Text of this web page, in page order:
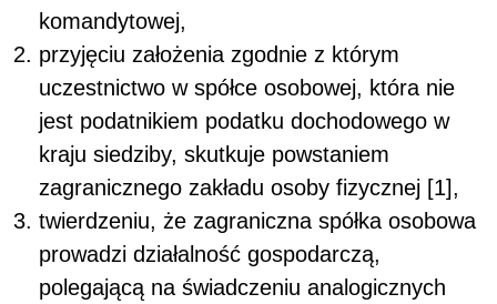
komandytowej,
przyjęciu założenia zgodnie z którym
uczestnictwo w spółce osobowej, która nie
jest podatnikiem podatku dochodowego w
kraju siedziby, skutkuje powstaniem
zagranicznego zakładu osoby fizycznej [1],
twierdzeniu, że zagraniczna spółka osobowa
prowadzi działalność gospodarczą,
polegającą na świadczeniu analogicznych